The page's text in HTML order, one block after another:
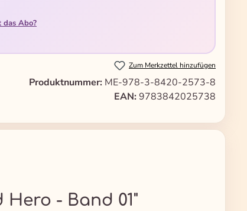
Abo?
Zum Merkzettel hinzufügen
Produktnummer: ME-978-3-8420-2573-8
EAN: 9783842025738
Hero - Band 01"